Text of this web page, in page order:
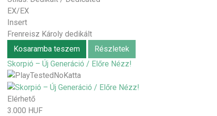
EX/EX
Insert
Frenreisz Károly dedikált
Kosaramba teszem
Részletek
Skorpió – Új Generáció / Előre Nézz!
Elérhető
3.000 HUF